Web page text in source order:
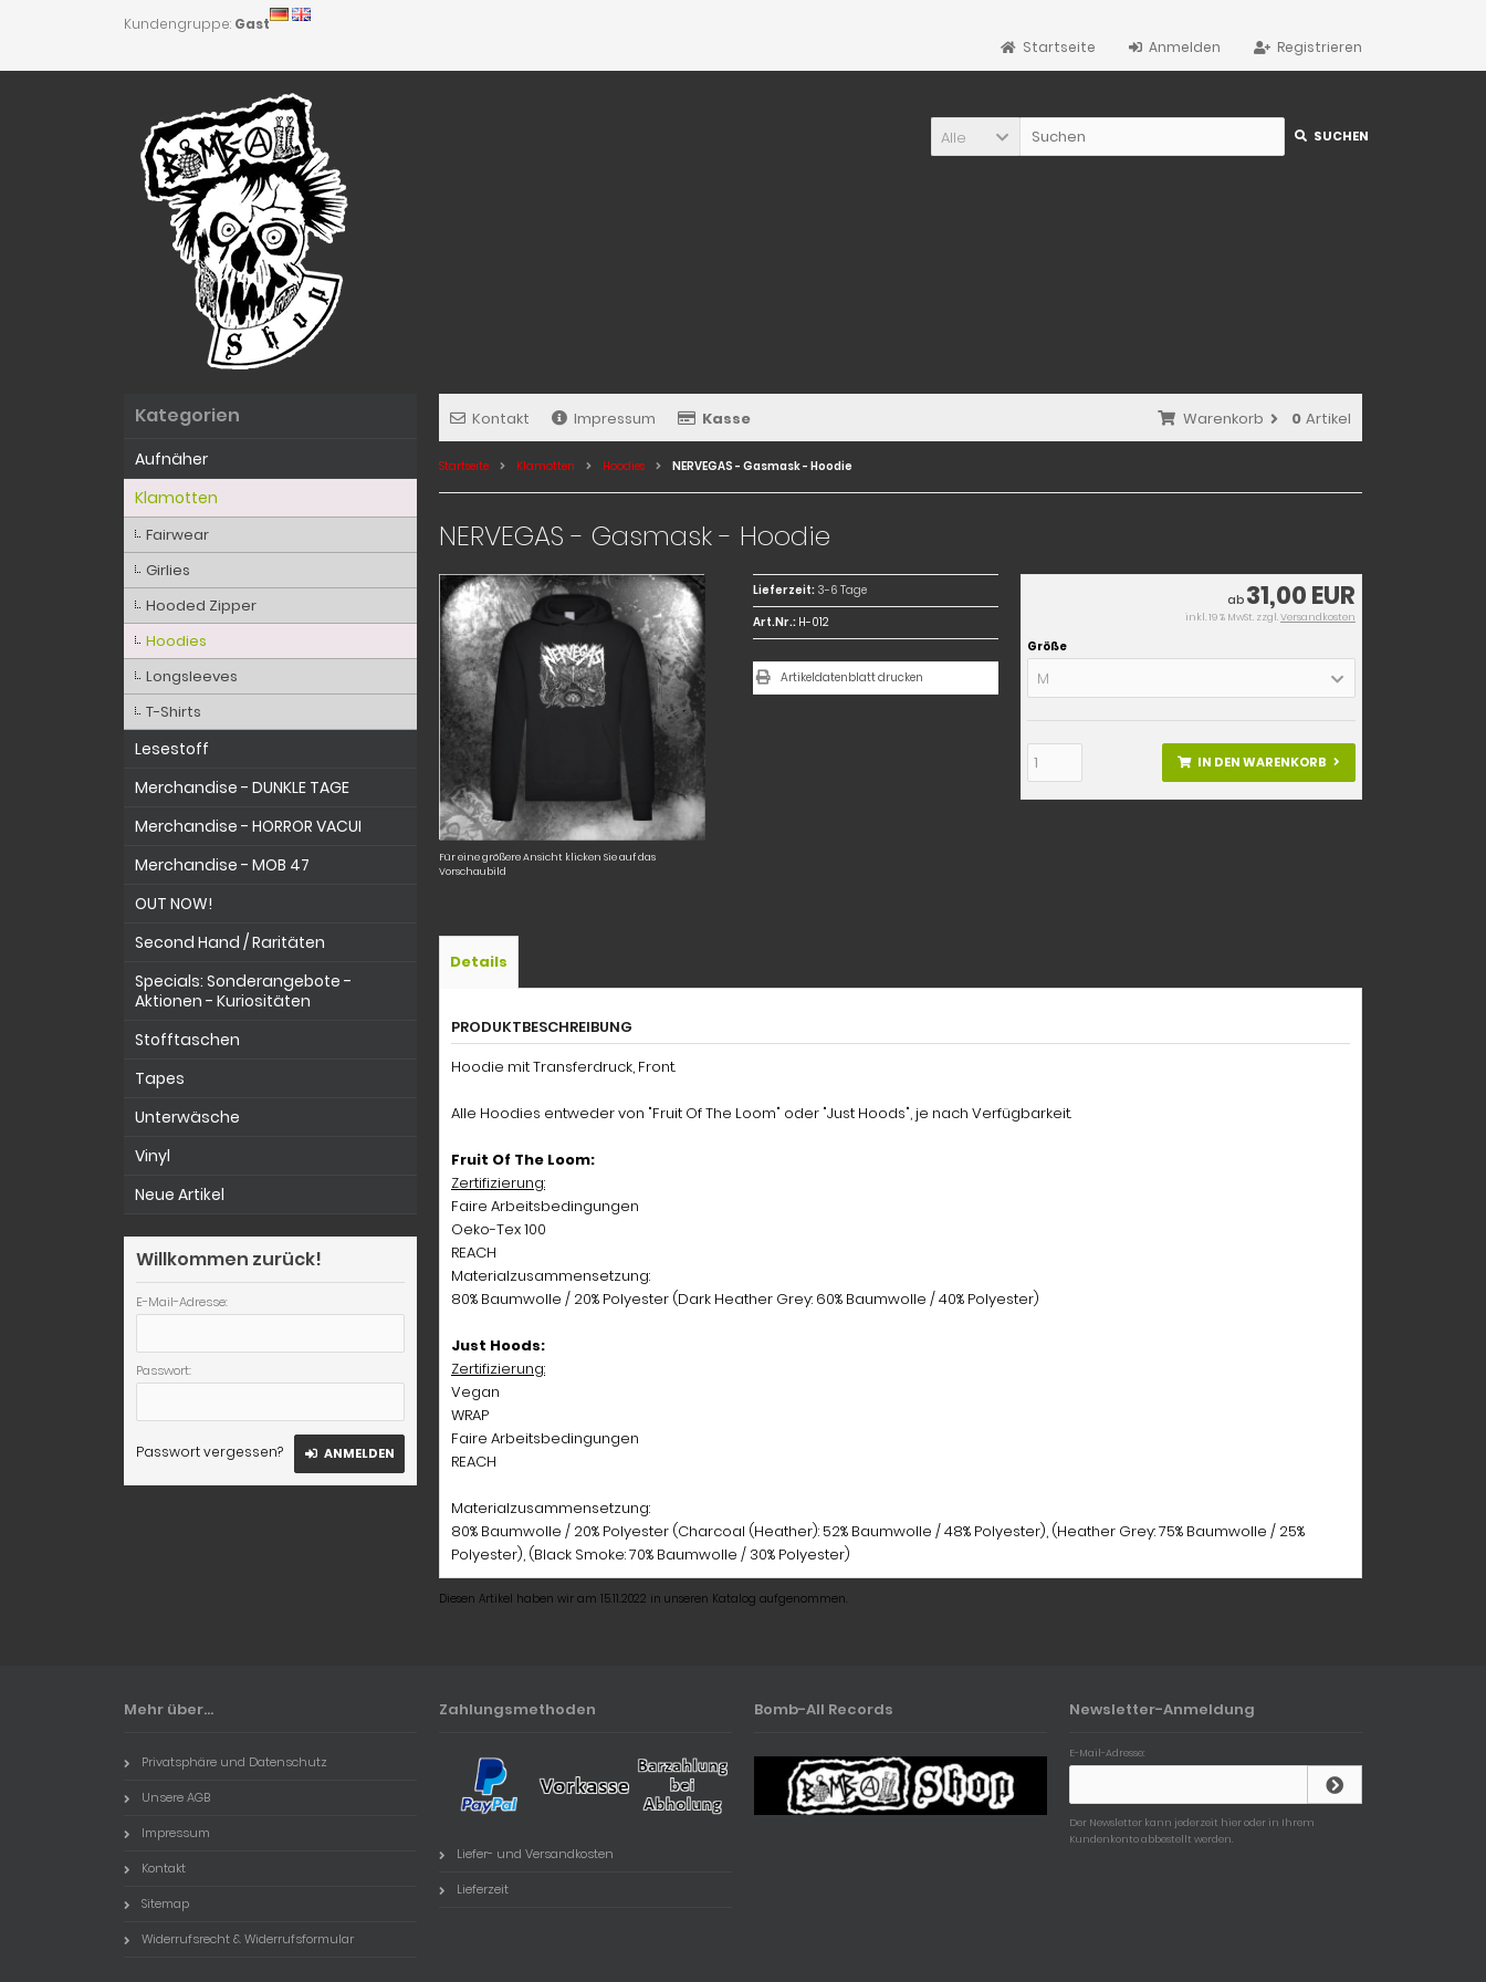
Kundengruppe: Gast
Registrieren
Anmelden
Startseite
Alle SUCHEN
Kontakt Impressum Kasse Warenkorb 0 Artikel
Startseite Klamotten Hoodies NERVEGAS - Gasmask - Hoodie
NERVEGAS - Gasmask - Hoodie
Für eine größere Ansicht klicken Sie auf das
Vorschaubild
ab 31,00 EUR
inkl. 19 % MwSt. zzgl.Versandkosten
Größe
M
IN DEN WARENKORB
Lieferzeit: 3-6 Tage
Art.Nr.: H-012
Artikeldatenblatt drucken
Details
PRODUKTBESCHREIBUNG
Hoodie mit Transferdruck, Front.
Alle Hoodies entweder von "Fruit Of The Loom" oder "Just Hoods", je nach Verfügbarkeit.
Fruit Of The Loom:
Zertifizierung:
Faire Arbeitsbedingungen
Oeko-Tex 100
REACH
Materialzusammensetzung:
80% Baumwolle / 20% Polyester (Dark Heather Grey: 60% Baumwolle / 40% Polyester)
Just Hoods:
Zertifizierung:
Vegan
WRAP
Faire Arbeitsbedingungen
REACH
Materialzusammensetzung:
80% Baumwolle / 20% Polyester (Charcoal (Heather): 52% Baumwolle / 48% Polyester), (Heather Grey: 75% Baumwolle / 25%
Polyester), (Black Smoke: 70% Baumwolle / 30% Polyester)
Diesen Artikel haben wir am 15.11.2022 in unseren Katalog aufgenommen.
Kategorien
Aufnäher
Klamotten
Fairwear
Girlies
Hooded Zipper
Hoodies
Longsleeves
T-Shirts
Lesestoff
Merchandise - DUNKLE TAGE
Merchandise - HORROR VACUI
Merchandise - MOB 47
OUT NOW!
Second Hand / Raritäten
Specials: Sonderangebote -
Aktionen - Kuriositäten
Stofftaschen
Tapes
Unterwäsche
Vinyl
Neue Artikel
Willkommen zurück!
E-Mail-Adresse:
Passwort:
Passwort vergessen? ANMELDEN
Mehr über...
Privatsphäre und Datenschutz
Unsere AGB
Impressum
Kontakt
Sitemap
Widerrufsrecht & Widerrufsformular
Zahlungsmethoden
Liefer- und Versandkosten
Lieferzeit
Bomb-All Records Newsletter-Anmeldung
E-Mail-Adresse:
Der Newsletter kann jederzeit hier oder in Ihrem
Kundenkonto abbestellt werden.